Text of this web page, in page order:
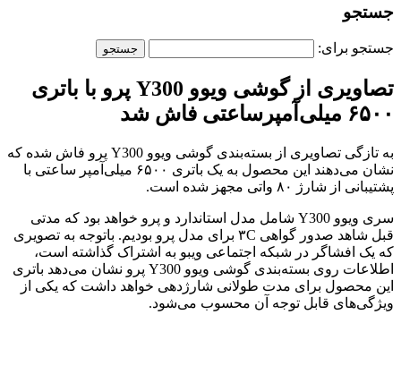
جستجو
جستجو برای:
تصاویری از گوشی ویوو Y300 پرو با باتری
۶۵۰۰ میلی‌آمپرساعتی فاش شد
به تازگی تصاویری از بسته‌بندی گوشی ویوو Y300 پرو فاش شده که
نشان می‌دهند این محصول به یک باتری ۶۵۰۰ میلی‌آمپر ساعتی با
پشتیبانی از شارژ ۸۰ واتی مجهز شده است.
سری ویوو Y300 شامل مدل استاندارد و پرو خواهد بود که مدتی
قبل شاهد صدور گواهی ۳C برای مدل پرو بودیم. باتوجه به تصویری
که یک افشاگر در شبکه اجتماعی ویبو به اشتراک گذاشته است،
اطلاعات روی بسته‌بندی گوشی ویوو Y300 پرو نشان می‌دهد باتری
این محصول برای مدت طولانی شارژدهی خواهد داشت که یکی از
ویژگی‌های قابل توجه آن محسوب می‌شود.